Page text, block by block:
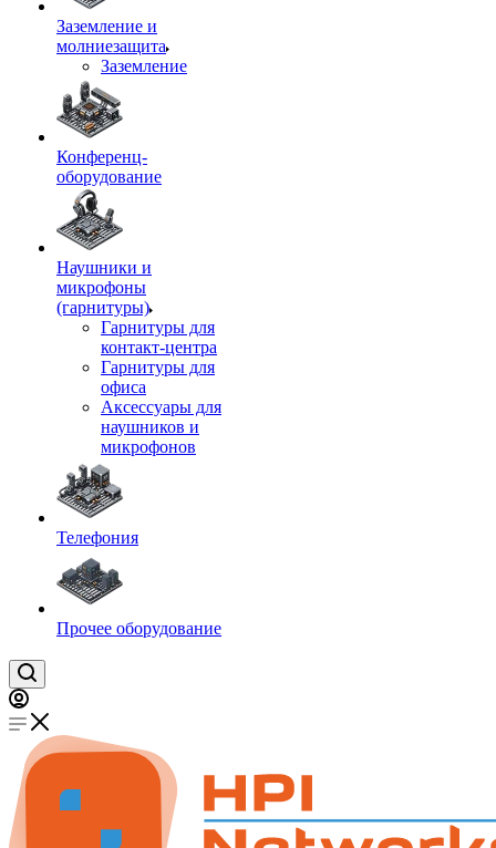
Заземление и
молниезащита
Заземление
Конференц-
оборудование
Наушники и
микрофоны
(гарнитуры)
Гарнитуры для
контакт-центра
Гарнитуры для
офиса
Аксессуары для
наушников и
микрофонов
Телефония
Прочее оборудование